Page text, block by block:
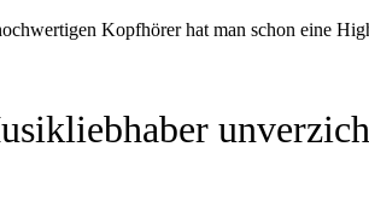
Kopfhörer hat man schon eine